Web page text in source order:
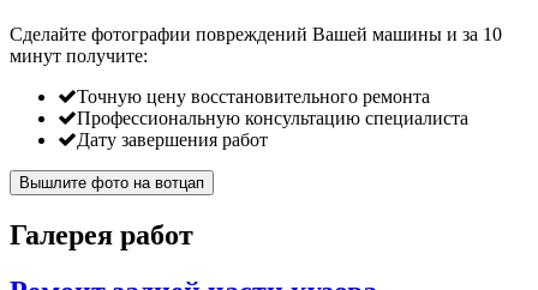
Сделайте фотографии повреждений Вашей машины и за 10
минут получите:
Точную цену восстановительного ремонта
Профессиональную консультацию специалиста
Дату завершения работ
Вышлите фото на вотцап
Галерея работ